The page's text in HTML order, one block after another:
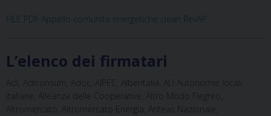
FILE PDF Appello comunita energetiche clean RevAP
L’elenco dei firmatari
Acli, Adiconsum, Adoc, AIPEC, Alberitalia, ALI Autonomie locali
italiane, Alleanza delle Cooperative, Altro Modo Flegreo,
Altromercato, Altromercato Energia, Anteas Nazionale,